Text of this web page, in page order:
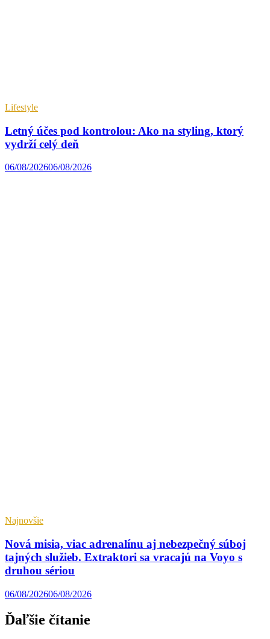
Lifestyle
Letný účes pod kontrolou: Ako na styling, ktorý
vydrží celý deň
06/08/202606/08/2026
Najnovšie
Nová misia, viac adrenalínu aj nebezpečný súboj
tajných služieb. Extraktori sa vracajú na Voyo s
druhou sériou
06/08/202606/08/2026
Ďaľšie čítanie